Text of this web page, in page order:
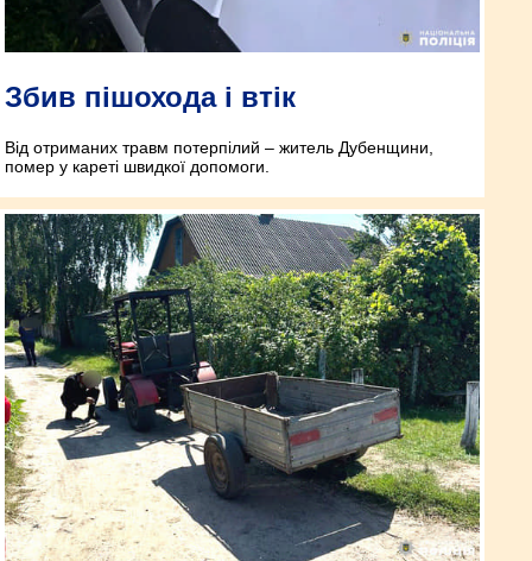
Збив пішохода і втік
Від отриманих травм потерпілий – житель Дубенщини,
помер у кареті швидкої допомоги.